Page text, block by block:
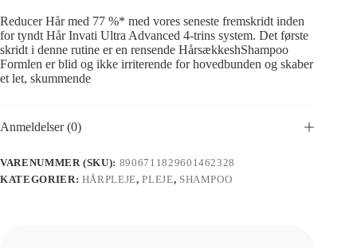
Reducer Hår med 77 %* med vores seneste fremskridt inden
for tyndt Hår Invati Ultra Advanced 4-trins system. Det første
skridt i denne rutine er en rensende HårsækkeshShampoo
Formlen er blid og ikke irriterende for hovedbunden og skaber
et let, skummende
Anmeldelser (0)
VARENUMMER (SKU): 8906711829601462328
KATEGORIER: HÅRPLEJE,PLEJE, SHAMPOO